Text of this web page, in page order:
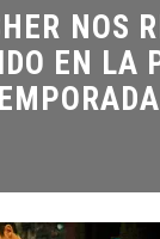
NOS
EN LA